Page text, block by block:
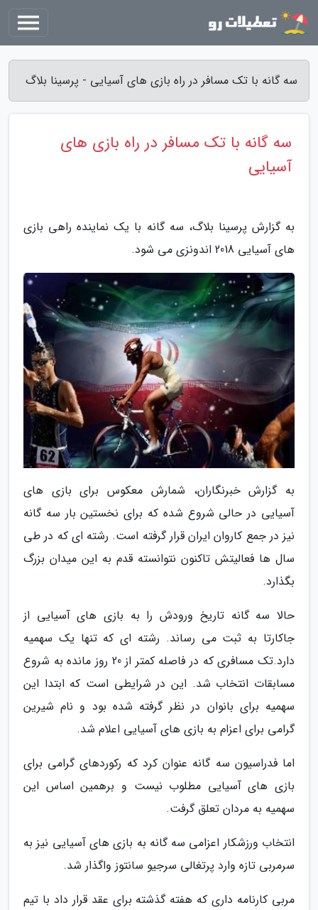
سه گانه با تک مسافر در راه بازی های آسیایی - پرسینا بلاگ
سه گانه با تک مسافر در راه بازی های
آسیایی
به گزارش پرسینا بلاگ، سه گانه با یک نماینده راهی بازی
های آسیایی 2018 اندونزی می شود.
به گزارش خبرنگاران، شمارش معکوس برای بازی های
آسیایی در حالی شروع شده که برای نخستین بار سه گانه
نیز در جمع کاروان ایران قرار گرفته است. رشته ای که در طی
سال ها فعالیتش تاکنون نتوانسته قدم به این میدان بزرگ
بگذارد.
حالا سه گانه تاریخ ورودش را به بازی های آسیایی از
جاکارتا به ثبت می رساند. رشته ای که تنها یک سهمیه
دارد.تک مسافری که در فاصله کمتر از 20 روز مانده به شروع
مسابقات انتخاب شد. این در شرایطی است که ابتدا این
سهمیه برای بانوان در نظر گرفته شده بود و نام شیرین
گرامی برای اعزام به بازی های آسیایی اعلام شد.
اما فدراسیون سه گانه عنوان کرد که رکوردهای گرامی برای
بازی های آسیایی مطلوب نیست و برهمین اساس این
سهمیه به مردان تعلق گرفت.
انتخاب ورزشکار اعزامی سه گانه به بازی های آسیایی نیز به
سرمربی تازه وارد پرتغالی سرجیو سانتوز واگذار شد.
مربی کارنامه داری که هفته گذشته برای عقد قرار داد با تیم